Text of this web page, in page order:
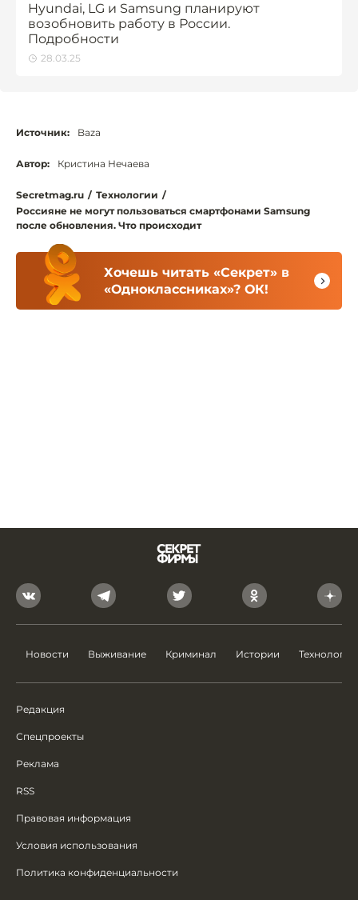
Hyundai, LG и Samsung планируют
возобновить работу в России.
Подробности
28.03.25
Источник: Baza
Автор: Кристина Нечаева
Secretmag.ru / Технологии /
Россияне не могут пользоваться смартфонами Samsung
после обновления. Что происходит
Хочешь читать «Секрет» в
«Одноклассниках»? ОК!
Новости Выживание Криминал Истории Технологии
Редакция
Спецпроекты
Реклама
RSS
Правовая информация
Условия использования
Политика конфиденциальности